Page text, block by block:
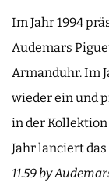
Im Jahr 1994
Audemars
Armanduhr. Im
wieder ein und
in der Kollektion
Jahr lanciert
11.59 by